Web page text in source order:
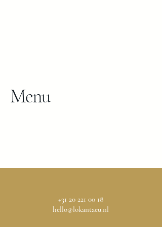
Menu
+31 20 221 00 18
hello@lokantaeu.nl